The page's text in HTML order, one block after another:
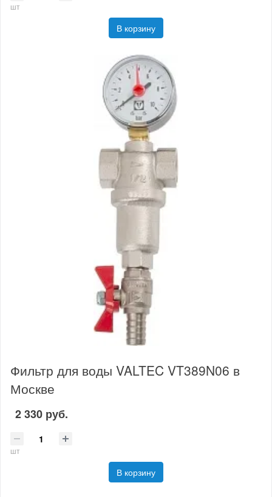
шт
В корзину
Фильтр для воды VALTEC VT389N06 в
Москве
2 330 руб.
шт
В корзину